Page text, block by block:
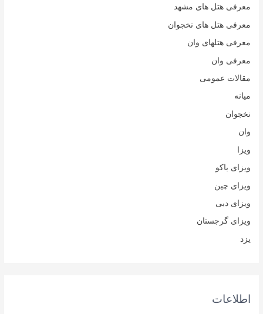
معرفی هتل های مشهد
معرفی هتل های نخجوان
معرفی هتلهای وان
معرفی وان
مقالات عمومی
میانه
نخجوان
وان
ویزا
ویزای باکو
ویزای چین
ویزای دبی
ویزای گرجستان
یزد
اطلاعات